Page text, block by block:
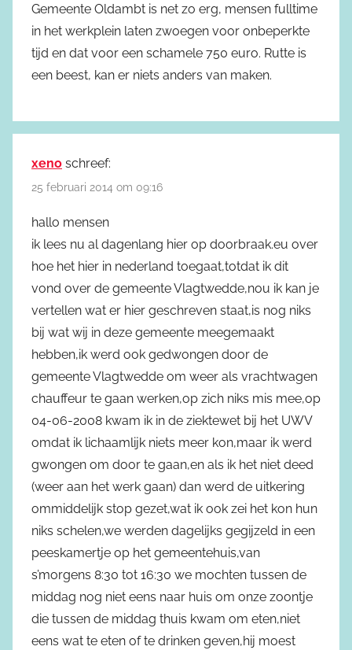
Gemeente Oldambt is net zo erg, mensen fulltime
in het werkplein laten zwoegen voor onbeperkte
tijd en dat voor een schamele 750 euro. Rutte is
een beest, kan er niets anders van maken.
xeno schreef:
25 februari 2014 om 09:16
hallo mensen
ik lees nu al dagenlang hier op doorbraak.eu over
hoe het hier in nederland toegaat,totdat ik dit
vond over de gemeente Vlagtwedde,nou ik kan je
vertellen wat er hier geschreven staat,is nog niks
bij wat wij in deze gemeente meegemaakt
hebben,ik werd ook gedwongen door de
gemeente Vlagtwedde om weer als vrachtwagen
chauffeur te gaan werken,op zich niks mis mee,op
04-06-2008 kwam ik in de ziektewet bij het UWV
omdat ik lichaamlijk niets meer kon,maar ik werd
gwongen om door te gaan,en als ik het niet deed
(weer aan het werk gaan) dan werd de uitkering
ommiddelijk stop gezet,wat ik ook zei het kon hun
niks schelen,we werden dagelijks gegijzeld in een
peeskamertje op het gemeentehuis,van
s’morgens 8:30 tot 16:30 we mochten tussen de
middag nog niet eens naar huis om onze zoontje
die tussen de middag thuis kwam om eten,niet
eens wat te eten of te drinken geven,hij moest